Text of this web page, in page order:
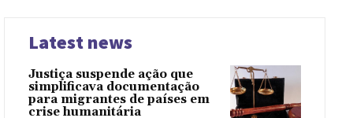
Latest news
Justiça suspende ação que
simplificava documentação
para migrantes de países em
crise humanitária